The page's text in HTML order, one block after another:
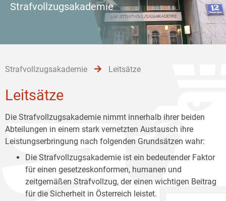
Strafvollzugsakademie
Strafvollzugsakademie Leitsätze
Leitsätze
Die Strafvollzugsakademie nimmt innerhalb ihrer beiden
Abteilungen in einem stark vernetzten Austausch ihre
Leistungserbringung nach folgenden Grundsätzen wahr:
Die Strafvollzugsakademie ist ein bedeutender Faktor
für einen gesetzeskonformen, humanen und
zeitgemäßen Strafvollzug, der einen wichtigen Beitrag
für die Sicherheit in Österreich leistet.